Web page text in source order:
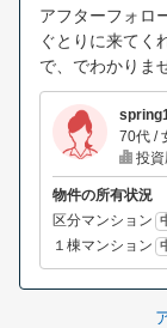
アフターフォロ
ぐとりに来てく
で、でわかりま
70代 /
投
物件の所有状況
区分マンション
１棟マンション